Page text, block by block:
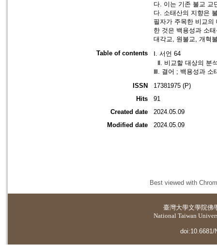
다. 이는 기존 불교 교
다. 소태산의 지향은
필자가 주목한 비교
한 것은 백용성과 소
대각교, 원불교, 개혁
Table of contents
Ⅰ. 서언 64
Ⅱ. 비교할 대상의 분
Ⅲ. 결어 ; 백용성과 소
ISSN
17381975 (P)
Hits
91
Created date
2024.05.09
Modified date
2024.05.09
Best viewed with
臺灣大學文學院佛
National Taiwan
doi:10.6681/